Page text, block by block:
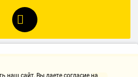
наш cайт, Вы даете согласие на